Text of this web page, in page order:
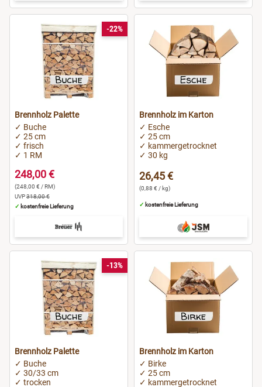
-22%
Brennholz Palette
✓ Buche
✓ 25 cm
✓ frisch
✓ 1 RM
248,00 €
(248,00 € / RM)
UVP318,00 €
✓ kostenfreie Lieferung
Brennholz im Karton
✓ Esche
✓ 25 cm
✓ kammergetrocknet
✓ 30 kg
26,45 €
(0,88 € / kg)
✓ kostenfreie Lieferung
-13%
Brennholz Palette
✓ Buche
✓ 30/33 cm
✓ trocken
Brennholz im Karton
✓ Birke
✓ 25 cm
✓ kammergetrocknet
Rüsselsheim
Saarbrücken
Salzgitter
Schweinfurt
Sigmaringen
Stuttgart
Wiesbaden
Wolfsburg